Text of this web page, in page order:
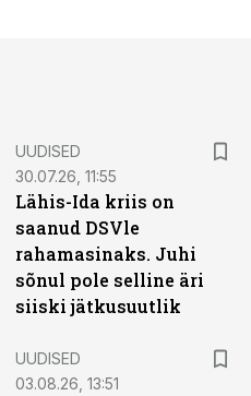
UUDISED
30.07.26, 11:55
Lähis-Ida kriis on
saanud DSVle
rahamasinaks. Juhi
sõnul pole selline äri
siiski jätkusuutlik
UUDISED
03.08.26, 13:51